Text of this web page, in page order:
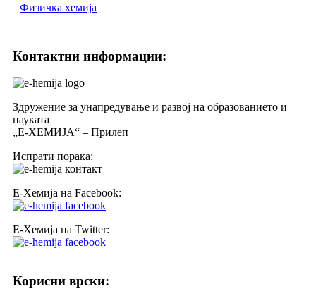
Физичка хемија
Контактни информации:
Здружение за унапредување и развој на образованието и
науката
„Е-ХЕМИЈА“ – Прилеп
Испрати порака:
Е-Хемија на Facebook:
Е-Хемија на Twitter:
Корисни врски: